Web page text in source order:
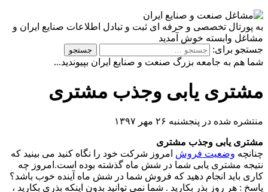
به پورتال تخصصی و حرفه ای ثبت و تبادل اطلاعات صنایع ایران و
مشاغل وابسته خوش آمدید
جستجو برای:
شما هم به جامعه بزرگ صنعت و صنایع ایران بپیوندید...
مشتری یابی وجذب مشتری
منتشره شده در پنجشنبه ۲۶ مهر ۱۳۹۷
مشتری یابی وجذب مشتری
چنانچه وضعیت فروش امروز شرکت خود را نگاه کنید می بینید که
نتیجه مشتری یابی شما در شش ماه گذشته بوده است.امروز چه
کاری باید انجام دهید که فروش شما در شش ماه آینده خوب باشد؟
پاسخ : هر روز بذر بکارید . شما نمی توانید بدون اینکه بذری بکارید ،